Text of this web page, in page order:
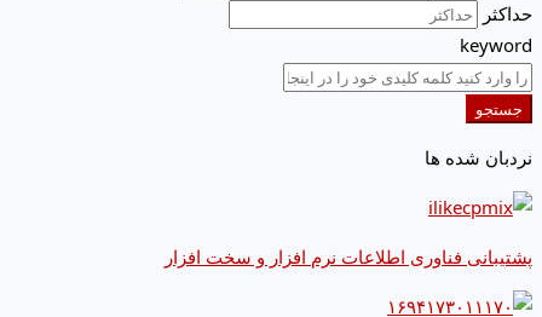
حداکثر
keyword
جستجو
نردبان شده ها
پشتیبانی فناوری اطلاعات نرم افزار و سخت افزار